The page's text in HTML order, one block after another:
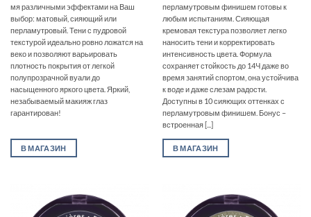
мя различными эффектами на Ваш
выбор: матовый, сияющий или
перламутровый. Тени с пудровой
текстурой идеально ровно ложатся на
веко и позволяют варьировать
плотность покрытия от легкой
полупрозрачной вуали до
насыщенного яркого цвета. Яркий,
незабываемый макияж глаз
гарантирован!
В МАГАЗИН
перламутровым финишем готовы к
любым испытаниям. Сияющая
кремовая текстура позволяет легко
наносить тени и корректировать
интенсивность цвета. Формула
сохраняет стойкость до 14Ч даже во
время занятий спортом, она устойчива
к воде и даже слезам радости.
Доступны в 10 сияющих оттенках с
перламутровым финишем. Бонус –
встроенная [...]
В МАГАЗИН